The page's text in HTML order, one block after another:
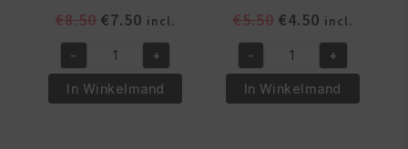
€8.50 Oorspronkelijke
was:
€8.50.
€7.50 Huidige
prijs
is:
€7.50.
incl.
Pink
ShortLooks
Color
- +
In Winkelmand
€5.50 Oorspronkelijke
was:
€5.50.
€4.50Huidige
prijs
is:
€4.50.
incl.
Pink
ShortLooks
GelN
- +
In Winkelmand